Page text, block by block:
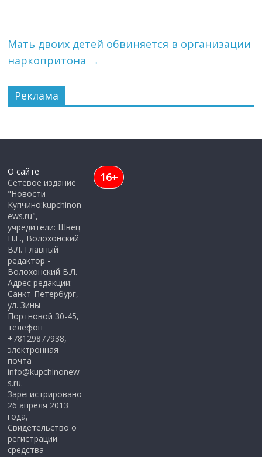
Мать двоих детей обвиняется в организации
наркопритона →
Реклама
О сайте
Сетевое издание
"Новости
Купчино:kupchinon
ews.ru",
учредители: Швец
П.Е., Волохонский
В.Л. Главный
редактор -
Волохонский В.Л.
Адрес редакции:
Санкт-Петербург,
ул. Зины
Портновой 30-45,
телефон
+78129877938,
электронная
почта
info@kupchinonew
s.ru.
Зарегистрировано
26 апреля 2013
года,
Свидетельство о
регистрации
средства
16+